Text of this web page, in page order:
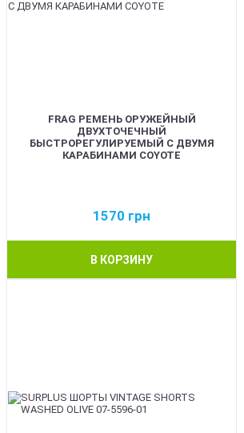
FRAG РЕМЕНЬ ОРУЖЕЙНЫЙ
ДВУХТОЧЕЧНЫЙ
БЫСТРОРЕГУЛИРУЕМЫЙ С ДВУМЯ
КАРАБИНАМИ COYOTE
1570 грн
В КОРЗИНУ